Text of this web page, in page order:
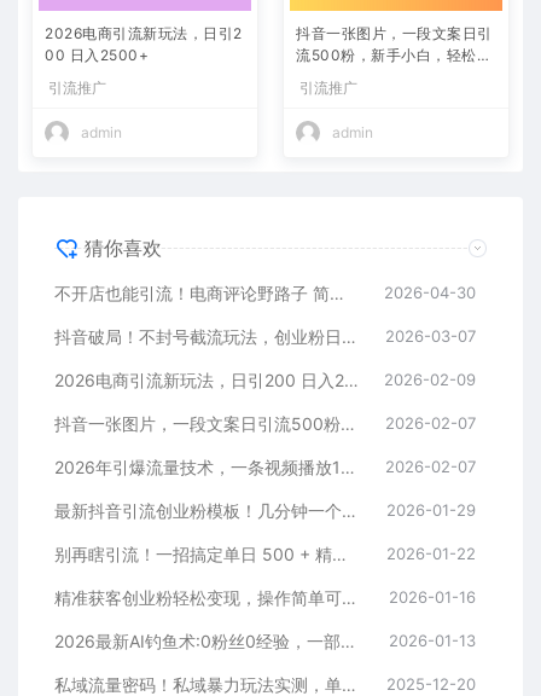
2026电商引流新玩法，日引2
00 日入2500+
引流推广
admin
抖音一张图片，一段文案日引
流500粉，新手小白，轻松上
引流推广
admin
猜你喜欢
不开店也能引流！电商评论野路子 简单粗暴 有手就能做 2026-04-30
抖音破局！不封号截流玩法，创业粉日涨 200 + 实操指南 2026-03-07
2026电商引流新玩法，日引200 日入2500+ 2026-02-09
抖音一张图片，一段文案日引流500粉，新手小白，轻松上手 2026-02-07
2026年引爆流量技术，一条视频播放100W＋，无脑发，小白轻松上手 2026-02-07
最新抖音引流创业粉模板！几分钟一个视频，非常暴力，小白直接可上手操作！ 2026-01-29
别再瞎引流！一招搞定单日 500 + 精准粉，微信直接爆仓 2026-01-22
精准获客创业粉轻松变现，操作简单可放大，单日轻松3000+ 2026-01-16
2026最新AI钓鱼术:0粉丝0经验，一部手机就能开启赚钱模式 2026-01-13
私域流量密码！私域暴力玩法实测，单日 500 + 精准粉直接加满 2025-12-20